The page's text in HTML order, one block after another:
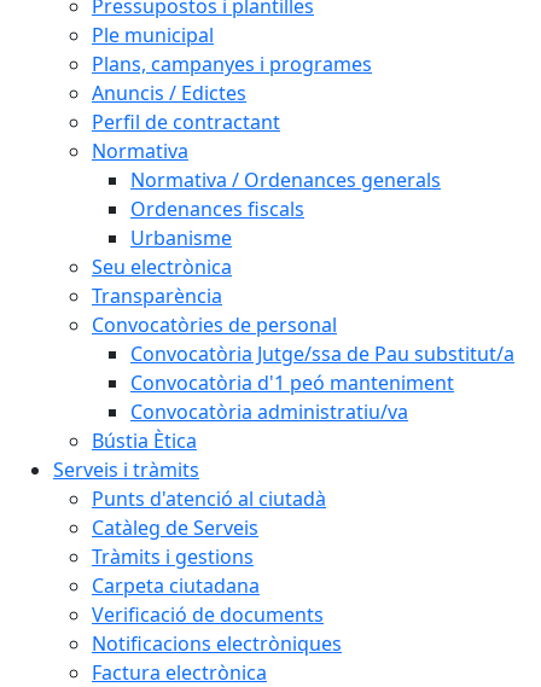
Pressupostos i plantilles
Ple municipal
Plans, campanyes i programes
Anuncis / Edictes
Perfil de contractant
Normativa
Normativa / Ordenances generals
Ordenances fiscals
Urbanisme
Seu electrònica
Transparència
Convocatòries de personal
Convocatòria Jutge/ssa de Pau substitut/a
Convocatòria d'1 peó manteniment
Convocatòria administratiu/va
Bústia Ètica
Serveis i tràmits
Punts d'atenció al ciutadà
Catàleg de Serveis
Tràmits i gestions
Carpeta ciutadana
Verificació de documents
Notificacions electròniques
Factura electrònica